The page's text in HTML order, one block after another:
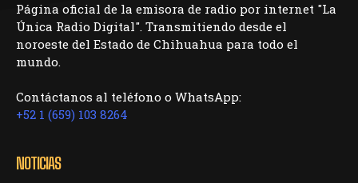
Página oficial de la emisora de radio por internet "La
Única Radio Digital". Transmitiendo desde el
noroeste del Estado de Chihuahua para todo el
mundo.
Contáctanos al teléfono o WhatsApp:
+52 1 (659) 103 8264
NOTICIAS